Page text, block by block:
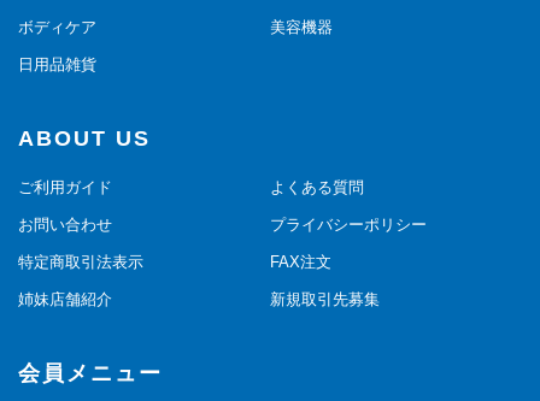
ボディケア 美容機器
日用品雑貨
ABOUT US
ご利用ガイド よくある質問
お問い合わせ プライバシーポリシー
特定商取引法表示 FAX注文
姉妹店舗紹介 新規取引先募集
会員メニュー